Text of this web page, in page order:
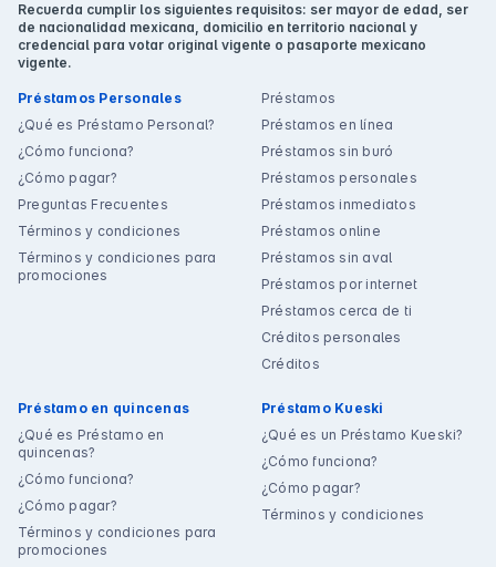
Recuerda cumplir los siguientes requisitos: ser mayor de edad, ser
de nacionalidad mexicana, domicilio en territorio nacional y
credencial para votar original vigente o pasaporte mexicano
vigente.
Préstamos Personales
¿Qué es Préstamo Personal?
¿Cómo funciona?
¿Cómo pagar?
Preguntas Frecuentes
Términos y condiciones
Términos y condiciones para
promociones
Préstamos
Préstamos en línea
Préstamos sin buró
Préstamos personales
Préstamos inmediatos
Préstamos online
Préstamos sin aval
Préstamos por internet
Préstamos cerca de ti
Créditos personales
Créditos
Préstamo en quincenas
¿Qué es Préstamo en
quincenas?
¿Cómo funciona?
¿Cómo pagar?
Términos y condiciones para
promociones
Préstamo Kueski
¿Qué es un Préstamo Kueski?
¿Cómo funciona?
¿Cómo pagar?
Términos y condiciones